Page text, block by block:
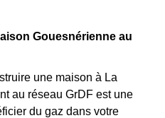
Gouesnérienne au
une maison à La
au réseau GrDF est une
du gaz dans votre